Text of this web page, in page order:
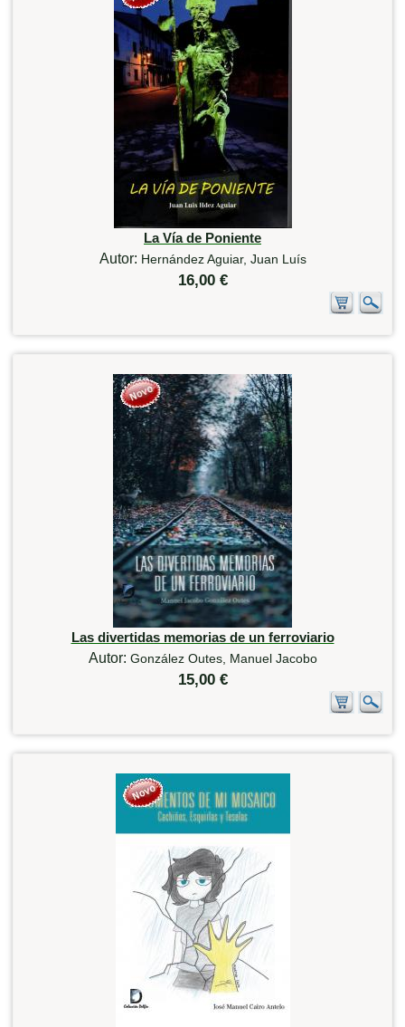
La Vía de Poniente
Autor: Hernández Aguiar, Juan Luís
16,00 €
Las divertidas memorias de un ferroviario
Autor: González Outes, Manuel Jacobo
15,00 €